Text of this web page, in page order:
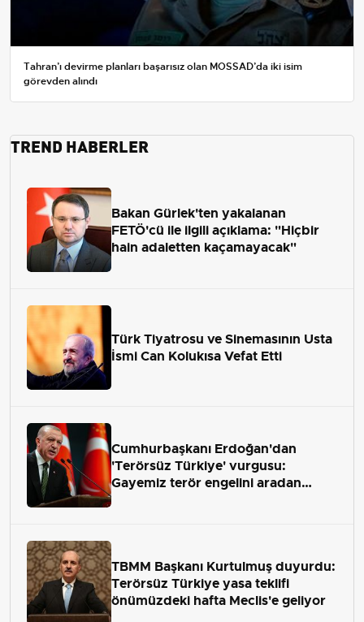
Tahran’ı devirme planları başarısız olan MOSSAD’da iki isim
görevden alındı
TREND HABERLER
Bakan Gürlek'ten yakalanan
FETÖ'cü ile ilgili açıklama: "Hiçbir
hain adaletten kaçamayacak"
Türk Tiyatrosu ve Sinemasının Usta
İsmi Can Kolukısa Vefat Etti
Cumhurbaşkanı Erdoğan'dan
'Terörsüz Türkiye' vurgusu:
Gayemiz terör engelini aradan
TBMM Başkanı Kurtulmuş duyurdu:
Terörsüz Türkiye yasa teklifi
önümüzdeki hafta Meclis'e geliyor